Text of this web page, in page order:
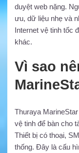
duyệt web nặng.
ưu, dữ liệu nhẹ và
Internet vệ tinh tốc
khác.
Vì sao
Thuraya
vệ tinh để bàn cho
Thiết bị có thoại,
thống. Đây là cấu